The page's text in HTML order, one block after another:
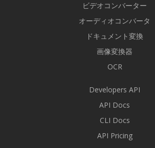
ビデオコンバーター
オーディオコンバータ
ドキュメント変換
画像変換器
OCR
Developers API
API Docs
CLI Docs
API Pricing